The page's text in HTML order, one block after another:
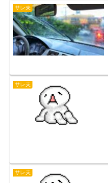
サレ夫
サレ夫
サレ夫